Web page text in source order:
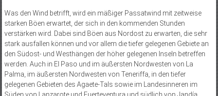
Was den Wind betrifft, wird ein mäßiger Passatwind mit zeitweise
starken Böen erwartet, der sich in den kommenden Stunden
verstärken wird. Dabei sind Böen aus Nordost zu erwarten, die sehr
stark ausfallen können und vor allem die tiefer gelegenen Gebiete an
den Südost- und Westhängen der höher gelegenen Inseln betreffen
werden. Auch in El Paso und im äußersten Nordwesten von La
Palma, im äußersten Nordwesten von Teneriffa, in den tiefer
gelegenen Gebieten des Agaete-Tals sowie im Landesinneren im
Süden von Lanzarote und Fuerteventura und südlich von Jandía